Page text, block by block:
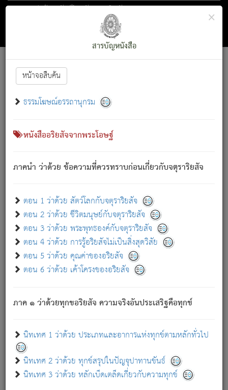
ตอน 1 ว่าด้วย สัตว์โลกกับจตุราริยสัจ
สารบัญ×
สารบัญหนังสือ
หน้าจอสืบค้น
ธรรมโฆษณ์อรรถานุกรม
หนังสืออริยสัจจากพระโอษฐ์
ภาคนำ ว่าด้วย ข้อความที่ควรทราบก่อนเกี่ยวกับจตุราริยสัจ
ตอน 1 ว่าด้วย สัตว์โลกกับจตุราริยสัจ
ตอน 2 ว่าด้วย ชีวิตมนุษย์กับจตุราริยสัจ
ตอน 3 ว่าด้วย พระพุทธองค์กับจตุราริยสัจ
ตอน 4 ว่าด้วย การรู้อริยสัจไม่เป็นสิ่งสุดวิสัย
ตอน 5 ว่าด้วย คุณค่าของอริยสัจ
ตอน 6 ว่าด้วย เค้าโครงของอริยสัจ
ภาค ๑ ว่าด้วยทุกขอริยสัจ ความจริงอันประเสริฐคือทุกข์
นิทเทศ 1 ว่าด้วย ประเภทและอาการแห่งทุกข์ตามหลักทั่วไป
นิทเทศ 2 ว่าด้วย ทุกข์สรุปในปัญจุปาทานขันธ์
นิทเทศ 3 ว่าด้วย หลักเบ็ดเตล็ดเกี่ยวกับความทุกข์
Font :15 ]||
สัตว์โลกนี้ เกิดความเดือดร้อนแล้ว มีผัสสะบังหน้า
เขาสำคัญสิ่งใด โดยความเป็นประการใด แต่สิ่งนั้นย่อมเป็น
(ตามที่เป็นจริง) โดยประการอื่นจากที่เขาสำคัญนั้น
สัตว์โลกติดข้องอยู่ในภพ ถูกภพบังหน้าแล้ว มีภพโดยความ
เป็นอย่างอื่น (จากที่มันเป็นอยู่จริง) จึงได้เพลิดเพลินยิ่งนักในภพ
เขาเพลิดเพลินยิ่งนักในสิ่งใด สิ่งนั้นเป็นภัย (ที่เขาไม่รู้จัก)
เขากลัวต่อสิ่งใดสิ่งนั้นเป็นทุกข์
พรหมจรรย์นี้ อันบุคคลย่อมประพฤติ ก็เพื่อการละขาดซึ่ง
ภพ.
สมณะหรือพราหมณ์เหล่าใด กล่าวความหลุดพ้นจากภพว่า
มีได้เพราะภพ เรากล่าวว่า สมณะหรือพราหมณ์ทั้งปวงนั้น
มิใช่ผู้หลดพ้นจากภพ.
ภพ ว่ามีได้เพราะวิภพ[2]: เรากล่าวว่า สมณะหรือพราหมณ์ทั้ง
ปวงนั้น ก็ยังสลัดภพออกไปไม่ได้.
ก็ทุกข์นี้มีขึ้น เพราะอาศัยซึ่งอุปธิทั้งปวง.
เพราะความสิ้นไปแห่งอุปาทานทั้งปวง ความเกิดขึ้นแห่ง
ทุกข์จึงไม่มี.
ท่านจงดูโลกนี้เถิด (จะเห็นว่า) สัตว์ทั้งหลายอันอวิชาหนา
แน่นบังหนาแล้ว; และว่า สัตว์ผู้ยินดีในภพอันเป็นแล้วนั้น ย่อม